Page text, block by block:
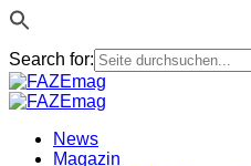
Search for:
Zum
Inhalt
News
Magazin